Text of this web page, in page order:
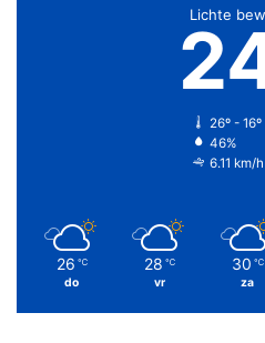
Lichte
26º - 16º
46%
6.11 km/h
26 ℃
do
28 ℃
vr
30 ℃
za